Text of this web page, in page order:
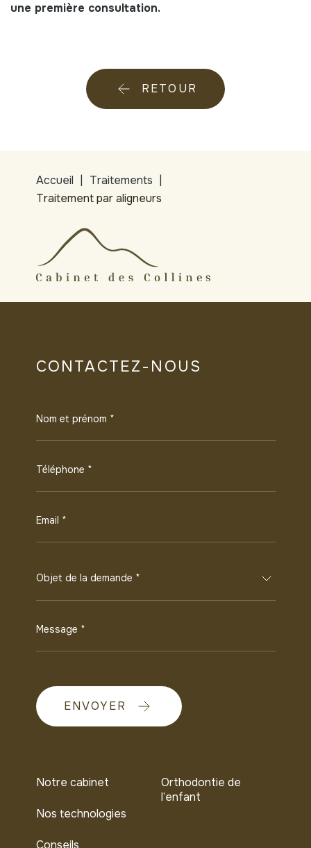
une première consultation.
RETOUR
Accueil
Traitements
Traitement par aligneurs
CONTACTEZ-NOUS
Nom et prénom *
Téléphone *
Email *
Objet de la demande *
Message *
ENVOYER
Notre cabinet
Nos technologies
Conseils
Orthodontie de
l’enfant